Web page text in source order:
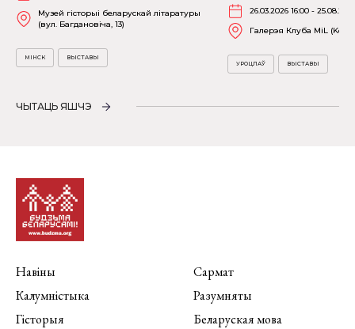
Музей гісторыі беларускай літаратуры
(вул. Багдановіча, 13)
МІНСК ВЫСТАВЫ
26.03.2026 16:00 -
Галерэя Клуба MiL
УРОЦЛАЎ ВЫСТАВЫ
ЧЫТАЦЬ ЯШЧЭ
Навіны
Калумністыка
Гісторыя
Сармат
Разумняты
Беларуская мова